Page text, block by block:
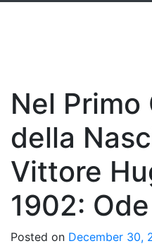
Nel
della
Vittore
1902:
Posted on December 30,